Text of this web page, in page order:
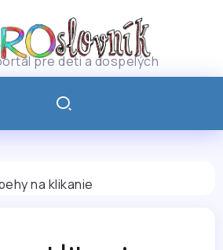
pre deti a dospelých
na klikanie